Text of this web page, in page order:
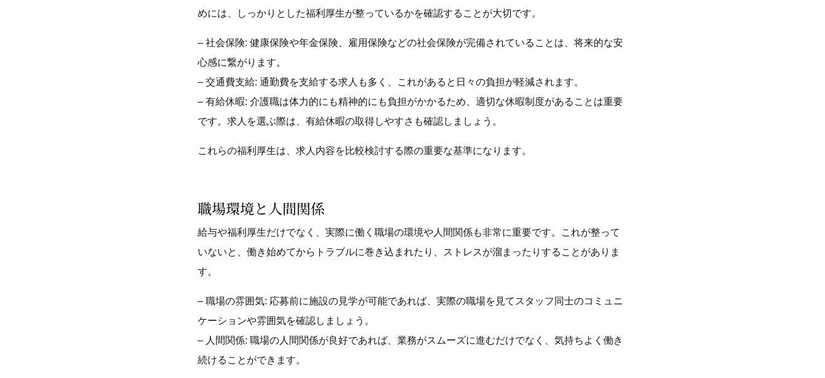
めには、しっかりとした福利厚生が整っているかを確認することが大切です。
– 社会保険: 健康保険や年金保険、雇用保険などの社会保険が完備されていることは、将来的な安
心感に繋がります。
– 交通費支給: 通勤費を支給する求人も多く、これがあると日々の負担が軽減されます。
– 有給休暇: 介護職は体力的にも精神的にも負担がかかるため、適切な休暇制度があることは重要
です。求人を選ぶ際は、有給休暇の取得しやすさも確認しましょう。
これらの福利厚生は、求人内容を比較検討する際の重要な基準になります。
職場環境と人間関係
給与や福利厚生だけでなく、実際に働く職場の環境や人間関係も非常に重要です。これが整って
いないと、働き始めてからトラブルに巻き込まれたり、ストレスが溜まったりすることがありま
す。
– 職場の雰囲気: 応募前に施設の見学が可能であれば、実際の職場を見てスタッフ同士のコミュニ
ケーションや雰囲気を確認しましょう。
– 人間関係: 職場の人間関係が良好であれば、業務がスムーズに進むだけでなく、気持ちよく働き
続けることができます。